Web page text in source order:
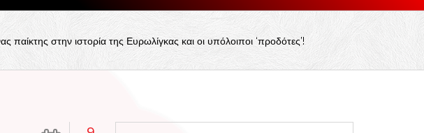
στην ιστορία της Ευρωλίγκας και οι υπόλοιποι ‘προδότες’!